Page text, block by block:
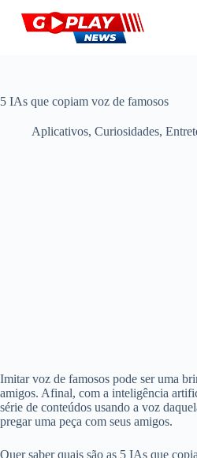
P
a
5 IAs que copiam voz de famosos
Aplicativos, Curiosidades,
Imitar voz de famosos pode ser uma
amigos. Afinal, com a inteligência
série de conteúdos usando a voz
pregar uma peça com seus amigos.
Quer saber quais são as 5 IAs que